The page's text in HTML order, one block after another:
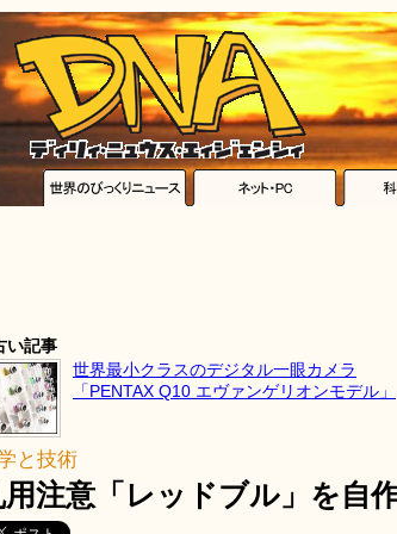
い記事
世界最小クラスのデジタル一眼カメラ
「PENTAX Q10 エヴァンゲリオンモデル」
と技術
注意「レッドブル」を自